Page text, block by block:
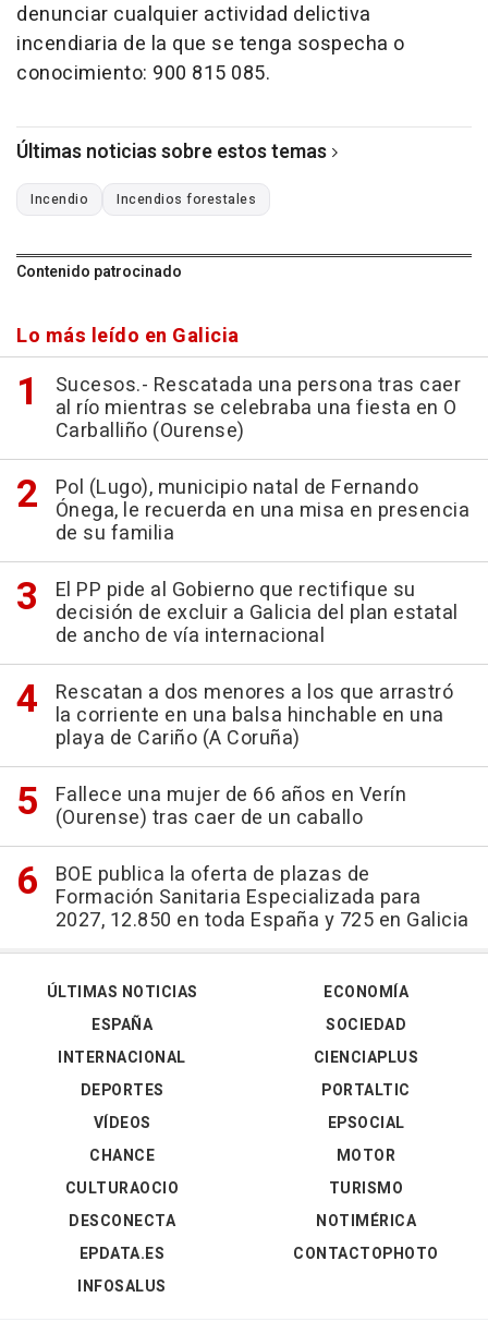
denunciar cualquier actividad delictiva
incendiaria de la que se tenga sospecha o
conocimiento: 900 815 085.
Últimas noticias sobre estos temas
Incendio Incendios forestales
Contenido patrocinado
Lo más leído en Galicia
Sucesos.- Rescatada una persona tras caer
al río mientras se celebraba una fiesta en O
Carballiño (Ourense)
Pol (Lugo), municipio natal de Fernando
Ónega, le recuerda en una misa en presencia
de su familia
El PP pide al Gobierno que rectifique su
decisión de excluir a Galicia del plan estatal
de ancho de vía internacional
Rescatan a dos menores a los que arrastró
la corriente en una balsa hinchable en una
playa de Cariño (A Coruña)
Fallece una mujer de 66 años en Verín
(Ourense) tras caer de un caballo
BOE publica la oferta de plazas de
Formación Sanitaria Especializada para
2027, 12.850 en toda España y 725 en Galicia
ÚLTIMAS NOTICIAS
ESPAÑA
INTERNACIONAL
DEPORTES
VÍDEOS
ECONOMÍA
SOCIEDAD
CIENCIAPLUS
PORTALTIC
EPSOCIAL
CHANCE
CULTURAOCIO
DESCONECTA
EPDATA.ES
INFOSALUS
MOTOR
TURISMO
NOTIMÉRICA
CONTACTOPHOTO